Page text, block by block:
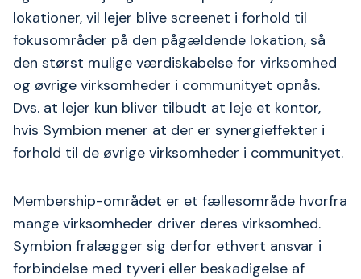
lokationer, vil lejer blive screenet i forhold til
fokusområder på den pågældende lokation, så
den størst mulige værdiskabelse for virksomhed
og øvrige virksomheder i communityet opnås.
Dvs. at lejer kun bliver tilbudt at leje et kontor,
hvis Symbion mener at der er synergieffekter i
forhold til de øvrige virksomheder i communityet.
Membership-området er et fællesområde hvorfra
mange virksomheder driver deres virksomhed.
Symbion fralægger sig derfor ethvert ansvar i
forbindelse med tyveri eller beskadigelse af